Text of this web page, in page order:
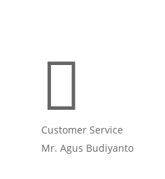

Customer Service
Mr. Agus Budiyanto